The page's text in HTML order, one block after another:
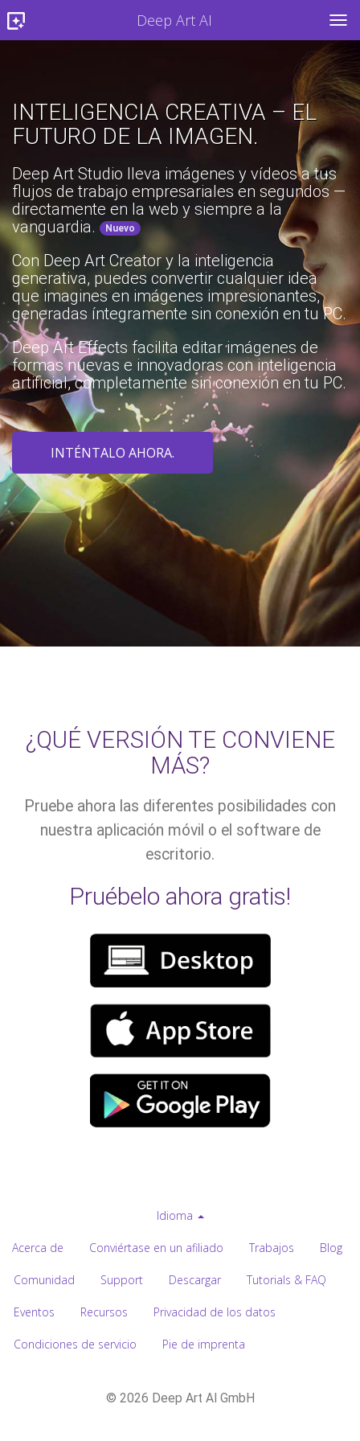
Deep Art AI
INTELIGENCIA CREATIVA – EL
FUTURO DE LA IMAGEN.
Deep Art Studio lleva imágenes y vídeos a tus
flujos de trabajo empresariales en segundos —
directamente en la web y siempre a la
vanguardia.
Nuevo
Con Deep Art Creator y la inteligencia
generativa, puedes convertir cualquier idea
que imagines en imágenes impresionantes,
generadas íntegramente sin conexión en tu PC.
Deep Art Effects facilita editar imágenes de
formas nuevas e innovadoras con inteligencia
artificial, completamente sin conexión en tu PC.
INTÉNTALO AHORA.
¿QUÉ VERSIÓN TE CONVIENE
MÁS?
Pruebe ahora las diferentes posibilidades con
nuestra aplicación móvil o el software de
escritorio.
Pruébelo ahora gratis!
Idioma
Acerca de Conviértase en un afiliado Trabajos Blog
Comunidad Support Descargar Tutorials & FAQ
Eventos Recursos Privacidad de los datos
Condiciones de servicio Pie de imprenta
© 2026 Deep Art AI GmbH